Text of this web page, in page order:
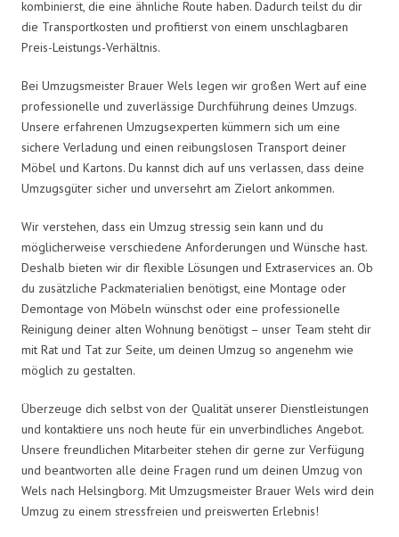
kombinierst, die eine ähnliche Route haben. Dadurch teilst du dir
die Transportkosten und profitierst von einem unschlagbaren
Preis-Leistungs-Verhältnis.
Bei Umzugsmeister Brauer Wels legen wir großen Wert auf eine
professionelle und zuverlässige Durchführung deines Umzugs.
Unsere erfahrenen Umzugsexperten kümmern sich um eine
sichere Verladung und einen reibungslosen Transport deiner
Möbel und Kartons. Du kannst dich auf uns verlassen, dass deine
Umzugsgüter sicher und unversehrt am Zielort ankommen.
Wir verstehen, dass ein Umzug stressig sein kann und du
möglicherweise verschiedene Anforderungen und Wünsche hast.
Deshalb bieten wir dir flexible Lösungen und Extraservices an. Ob
du zusätzliche Packmaterialien benötigst, eine Montage oder
Demontage von Möbeln wünschst oder eine professionelle
Reinigung deiner alten Wohnung benötigst – unser Team steht dir
mit Rat und Tat zur Seite, um deinen Umzug so angenehm wie
möglich zu gestalten.
Überzeuge dich selbst von der Qualität unserer Dienstleistungen
und kontaktiere uns noch heute für ein unverbindliches Angebot.
Unsere freundlichen Mitarbeiter stehen dir gerne zur Verfügung
und beantworten alle deine Fragen rund um deinen Umzug von
Wels nach Helsingborg. Mit Umzugsmeister Brauer Wels wird dein
Umzug zu einem stressfreien und preiswerten Erlebnis!